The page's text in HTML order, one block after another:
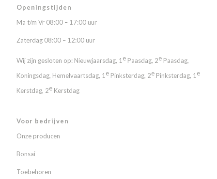
Openingstijden
Ma t/m Vr 08:00 – 17:00 uur
Zaterdag 08:00 – 12:00 uur
Wij zijn gesloten op: Nieuwjaarsdag, 1 ePaasdag, 2ePaasdag,
Koningsdag, Hemelvaartsdag, 1ePinksterdag, 2ePinksterdag, 1e
Kerstdag, 2eKerstdag
Voor bedrijven
Onze producen
Bonsai
Toebehoren